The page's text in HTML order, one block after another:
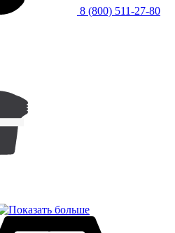
8 (800) 511-27-80